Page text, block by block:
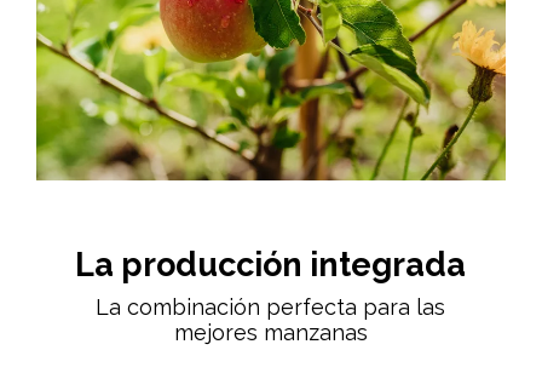
La producción integrada
La combinación perfecta para las
mejores manzanas